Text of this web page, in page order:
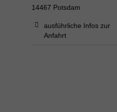
14467 Potsdam
ausführliche Infos zur
Anfahrt